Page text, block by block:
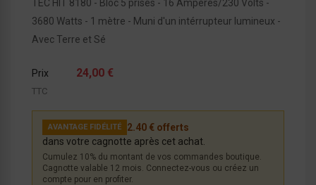
TEC HIT 8180 - Bloc 5 prises - 16 Ampères/230 Volts -
3680 Watts - 1 mètre - Muni d'un intérrupteur lumineux -
Avec Terre et Sé
Prix 24,00 €
TTC
AVANTAGE FIDÉLITÉ
2.40 € offerts
dans votre cagnotte après cet achat.
Cumulez 10% du montant de vos commandes boutique.
Cagnotte valable 12 mois. Connectez-vous ou créez un
compte pour en profiter.